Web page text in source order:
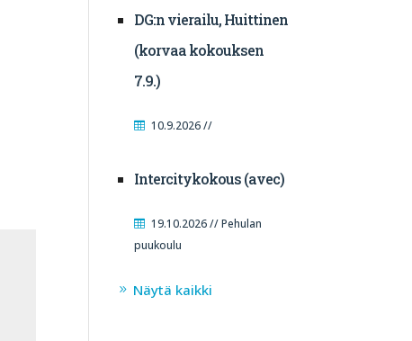
DG:n vierailu, Huittinen
(korvaa kokouksen
7.9.)
10.9.2026 //
Intercitykokous (avec)
19.10.2026 // Pehulan
puukoulu
Näytä kaikki